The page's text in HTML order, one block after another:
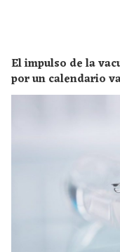
El impulso de la
por un calendario